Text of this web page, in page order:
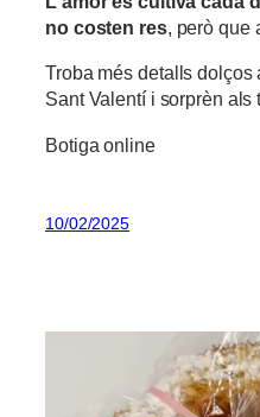
no costen res, però que
Troba més detalls dolços
Sant Valentí i sorprèn als
Botiga online
10/02/2025